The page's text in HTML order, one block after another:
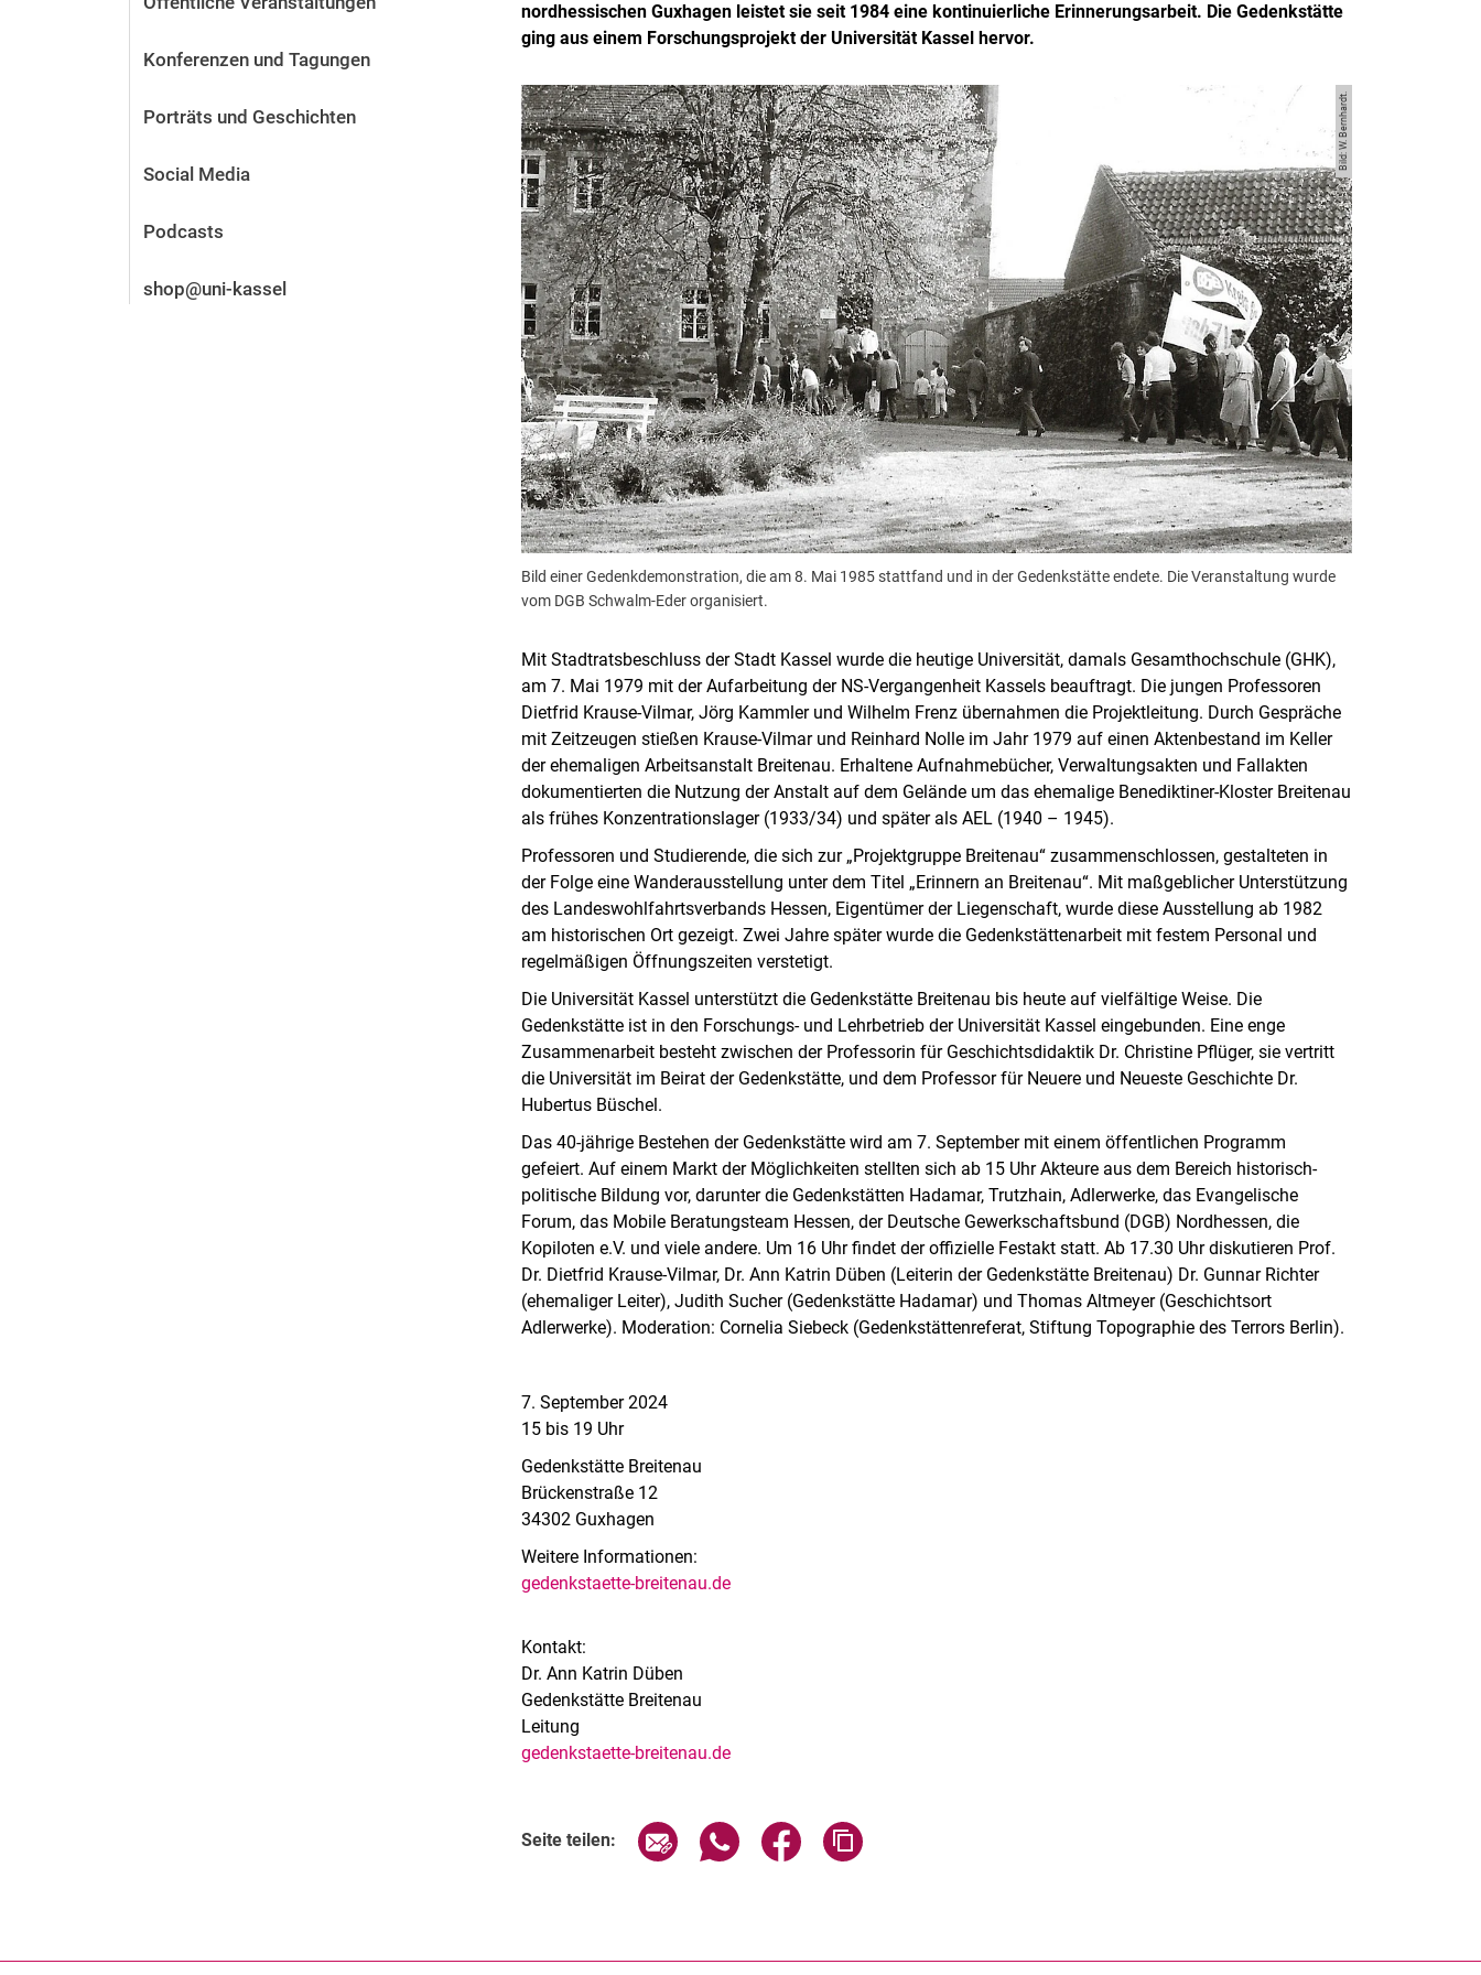
Stellenangebote
Alum­ni und Freunde
Kontakt und Standorte
Konferenzen und Tagungen
Porträts und Geschichten
Social Media
Podcasts
shop@uni-kassel
nordhessischen Guxhagen leistet sie seit 1984 eine kontinuierliche Erinnerungsarbeit. Die Gedenkstätte
ging aus einem Forschungsprojekt der Universität Kassel hervor.
Bild: W. Bernhardt.
Bild einer Gedenkdemonstration, die am 8. Mai 1985 stattfand und in der Gedenkstätte endete. Die Veranstaltung wurde
vom DGB Schwalm-Eder organisiert.
Mit Stadtratsbeschluss der Stadt Kassel wurde die heutige Universität, damals Gesamthochschule (GHK),
am 7. Mai 1979 mit der Aufarbeitung der NS-Vergangenheit Kassels beauftragt. Die jungen Professoren
Dietfrid Krause-Vilmar, Jörg Kammler und Wilhelm Frenz übernahmen die Projektleitung. Durch Gespräche
mit Zeitzeugen stießen Krause-Vilmar und Reinhard Nolle im Jahr 1979 auf einen Aktenbestand im Keller
der ehemaligen Arbeitsanstalt Breitenau. Erhaltene Aufnahmebücher, Verwaltungsakten und Fallakten
dokumentierten die Nutzung der Anstalt auf dem Gelände um das ehemalige Benediktiner-Kloster Breitenau
als frühes Konzentrationslager (1933/34) und später als AEL (1940 – 1945).
Professoren und Studierende, die sich zur „Projektgruppe Breitenau“ zusammenschlossen, gestalteten in
der Folge eine Wanderausstellung unter dem Titel „Erinnern an Breitenau“. Mit maßgeblicher Unterstützung
des Landeswohlfahrtsverbands Hessen, Eigentümer der Liegenschaft, wurde diese Ausstellung ab 1982
am historischen Ort gezeigt. Zwei Jahre später wurde die Gedenkstättenarbeit mit festem Personal und
regelmäßigen Öffnungszeiten verstetigt.
Die Universität Kassel unterstützt die Gedenkstätte Breitenau bis heute auf vielfältige Weise. Die
Gedenkstätte ist in den Forschungs- und Lehrbetrieb der Universität Kassel eingebunden. Eine enge
Zusammenarbeit besteht zwischen der Professorin für Geschichtsdidaktik Dr. Christine Pflüger, sie vertritt
die Universität im Beirat der Gedenkstätte, und dem Professor für Neuere und Neueste Geschichte Dr.
Hubertus Büschel.
Das 40-jährige Bestehen der Gedenkstätte wird am 7. September mit einem öffentlichen Programm
gefeiert. Auf einem Markt der Möglichkeiten stellten sich ab 15 Uhr Akteure aus dem Bereich historisch-
politische Bildung vor, darunter die Gedenkstätten Hadamar, Trutzhain, Adlerwerke, das Evangelische
Forum, das Mobile Beratungsteam Hessen, der Deutsche Gewerkschaftsbund (DGB) Nordhessen, die
Kopiloten e.V. und viele andere. Um 16 Uhr findet der offizielle Festakt statt. Ab 17.30 Uhr diskutieren Prof.
Dr. Dietfrid Krause-Vilmar, Dr. Ann Katrin Düben (Leiterin der Gedenkstätte Breitenau) Dr. Gunnar Richter
(ehemaliger Leiter), Judith Sucher (Gedenkstätte Hadamar) und Thomas Altmeyer (Geschichtsort
Adlerwerke). Moderation: Cornelia Siebeck (Gedenkstättenreferat, Stiftung Topographie des Terrors Berlin).
7. September 2024
15 bis 19 Uhr
Gedenkstätte Breitenau
Brückenstraße 12
34302 Guxhagen
Weitere Informationen:
gedenkstaette-breitenau.de
Kontakt:
Dr. Ann Katrin Düben
Gedenkstätte Breitenau
Leitung
gedenkstaette-breitenau.de
Seite teilen: Seite über E-Mail teilen
Seite über WhatsApp teilen (externer Link, öffnet neues Fenster)
Seite über Facebook teilen (externer Link, öffnet neues Fenster)